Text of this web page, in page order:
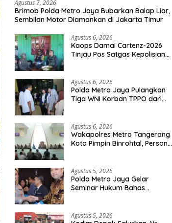
Agustus 7, 2026
Brimob Polda Metro Jaya Bubarkan Balap Liar,
Sembilan Motor Diamankan di Jakarta Timur
Agustus 6, 2026
Kaops Damai Cartenz-2026
Tinjau Pos Satgas Kepolisian
Bersama Masyarakat
Agustus 6, 2026
Polda Metro Jaya Pulangkan
Tiga WNI Korban TPPO dari
Agustus 6, 2026
Wakapolres Metro Tangerang
Kota Pimpin Binrohtal, Personel
Agustus 5, 2026
Polda Metro Jaya Gelar
Seminar Hukum Bahas
Agustus 5, 2026